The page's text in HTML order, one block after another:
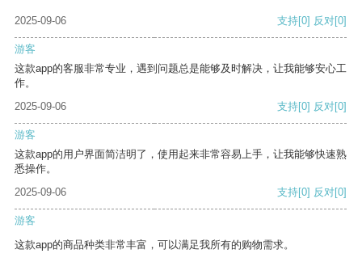
2025-09-06 支持[0] 反对[0]
游客
这款app的客服非常专业，遇到问题总是能够及时解决，让我能够安心工
作。
2025-09-06
支持[0] 反对[0]
游客
这款app的用户界面简洁明了，使用起来非常容易上手，让我能够快速熟
悉操作。
2025-09-06
支持[0] 反对[0]
游客
这款app的商品种类非常丰富，可以满足我所有的购物需求。